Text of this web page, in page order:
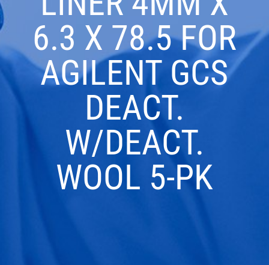
6.3 X 78.5 FOR
AGILENT GCS
DEACT.
W/DEACT.
WOOL 5-PK